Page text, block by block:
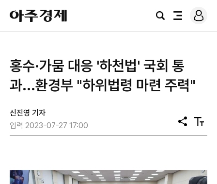
아
주
경
검
전
로
그
홍수·가뭄 대응 '하천법' 국회 통
과...환경부 "하위법령 마련 주력"
신진영 기자
입력 2023-07-27 17:00
공
유
텍
스